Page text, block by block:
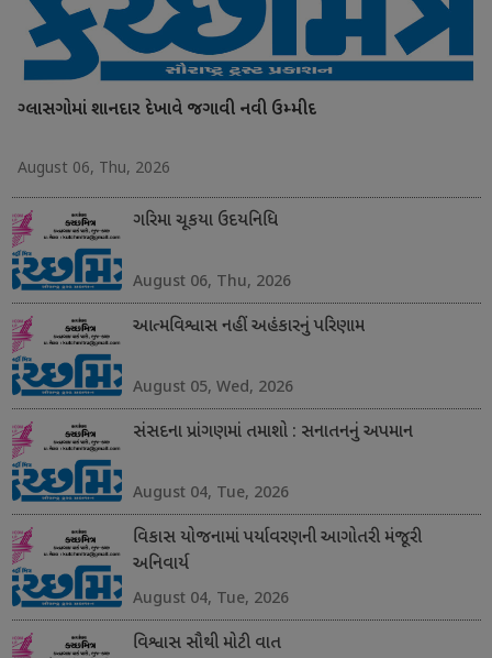
ગ્લાસગોમાં શાનદાર દેખાવે જગાવી નવી ઉમ્મીદ
August 06, Thu, 2026
ગરિમા ચૂકયા ઉદયનિધિ
August 06, Thu, 2026
આત્મવિશ્વાસ નહીં અહંકારનું પરિણામ
August 05, Wed, 2026
સંસદના પ્રાંગણમાં તમાશો : સનાતનનું અપમાન
August 04, Tue, 2026
વિકાસ યોજનામાં પર્યાવરણની આગોતરી મંજૂરી
અનિવાર્ય
August 04, Tue, 2026
વિશ્વાસ સૌથી મોટી વાત